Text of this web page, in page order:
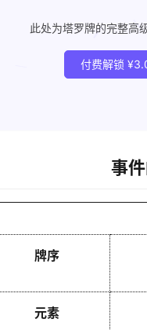
此处为塔罗牌的完整高
付费解锁 ¥
事
牌序
元素